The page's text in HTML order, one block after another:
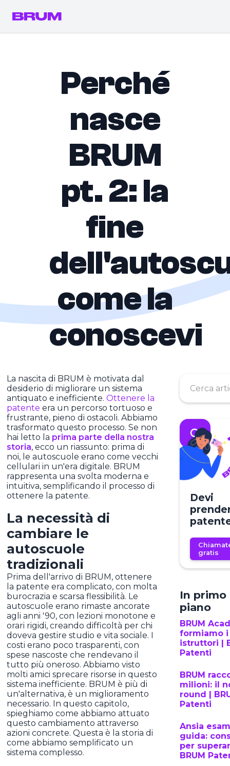
Perché
nasce
BRUM
pt. 2: la
fine
come la
conoscevi
La nascita di BRUM è motivata dal
desiderio di migliorare un sistema
antiquato e inefficiente.Ottenere la
patente era un percorso tortuoso e
frustrante, pieno di ostacoli. Abbiamo
trasformato questo processo. Se non
hai letto la prima parte della nostra
storia, ecco un riassunto: prima di
noi, le autoscuole erano come vecchi
cellulari in un'era digitale. BRUM
rappresenta una svolta moderna e
intuitiva, semplificando il processo di
ottenere la patente.
La necessità di
cambiare le
autoscuole
tradizionali
Prima dell'arrivo di BRUM, ottenere
la patente era complicato, con molta
burocrazia e scarsa flessibilità. Le
autoscuole erano rimaste ancorate
agli anni '90, con lezioni monotone e
orari rigidi, creando difficoltà per chi
doveva gestire studio e vita sociale. I
costi erano poco trasparenti, con
spese nascoste che rendevano il
tutto più oneroso. Abbiamo visto
molti amici sprecare risorse in questo
sistema inefficiente. BRUM è più di
un'alternativa, è un miglioramento
necessario. In questo capitolo,
spieghiamo come abbiamo attuato
questo cambiamento attraverso
azioni concrete. Questa è la storia di
come abbiamo semplificato un
sistema complesso.
Devi
gratis
In primo
piano
BRUM
formiamo
istruttori |
Patenti
BRUM
milioni: il
round |
Patenti
Ansia
guida:
per
BRUM